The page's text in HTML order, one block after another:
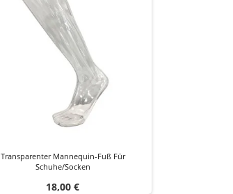
Transparenter Mannequin-Fuß Für
Schuhe/Socken
Preis
18,00 €